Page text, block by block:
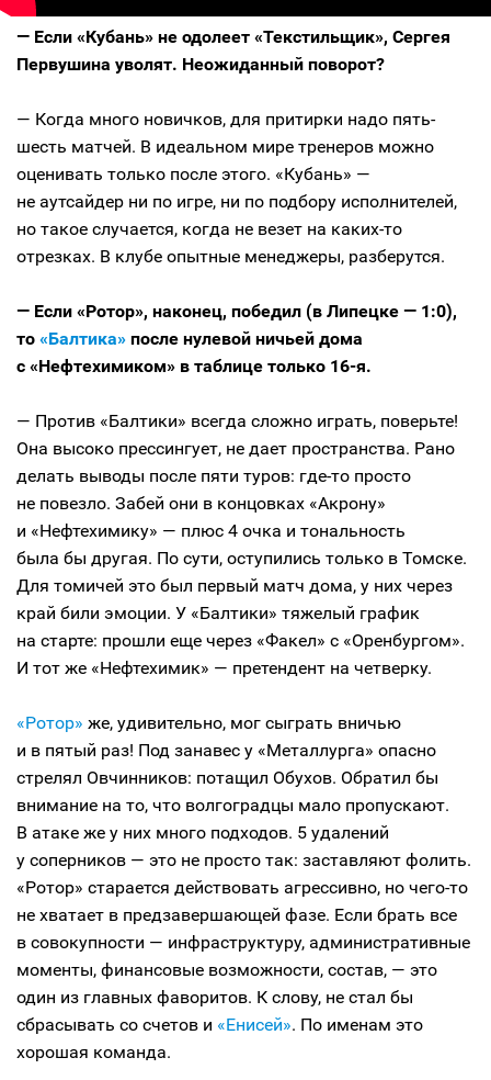
— Если «Кубань» не одолеет «Текстильщик», Сергея
Первушина уволят. Неожиданный поворот?
— Когда много новичков, для притирки надо пять-
шесть матчей. В идеальном мире тренеров можно
оценивать только после этого. «Кубань» —
не аутсайдер ни по игре, ни по подбору исполнителей,
но такое случается, когда не везет на каких-то
отрезках. В клубе опытные менеджеры, разберутся.
— Если «Ротор», наконец, победил (в Липецке — 1:0),
то «Балтика» после нулевой ничьей дома
с «Нефтехимиком» в таблице только 16-я.
— Против «Балтики» всегда сложно играть, поверьте!
Она высоко прессингует, не дает пространства. Рано
делать выводы после пяти туров: где-то просто
не повезло. Забей они в концовках «Акрону»
и «Нефтехимику» — плюс 4 очка и тональность
была бы другая. По сути, оступились только в Томске.
Для томичей это был первый матч дома, у них через
край били эмоции. У «Балтики» тяжелый график
на старте: прошли еще через «Факел» с «Оренбургом».
И тот же «Нефтехимик» — претендент на четверку.
«Ротор» же, удивительно, мог сыграть вничью
и в пятый раз! Под занавес у «Металлурга» опасно
стрелял Овчинников: потащил Обухов. Обратил бы
внимание на то, что волгоградцы мало пропускают.
В атаке же у них много подходов. 5 удалений
у соперников — это не просто так: заставляют фолить.
«Ротор» старается действовать агрессивно, но чего-то
не хватает в предзавершающей фазе. Если брать все
в совокупности — инфраструктуру, административные
моменты, финансовые возможности, состав, — это
один из главных фаворитов. К слову, не стал бы
сбрасывать со счетов и «Енисей». По именам это
хорошая команда.